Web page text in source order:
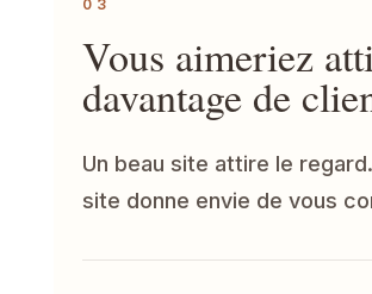
03
Vous aimeriez
davantage de
Un beau site attire le
site donne envie de vous